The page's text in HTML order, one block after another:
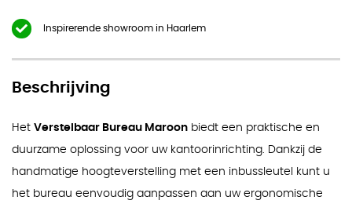
Inspirerende showroom in Haarlem
Beschrijving
Het Verstelbaar Bureau Maroon biedt een praktische en
duurzame oplossing voor uw kantoorinrichting. Dankzij de
handmatige hoogteverstelling met een inbussleutel kunt u
het bureau eenvoudig aanpassen aan uw ergonomische